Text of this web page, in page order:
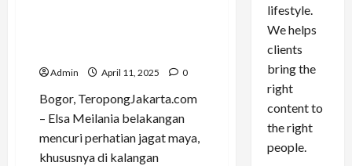
Admin April 11, 2025 0
Bogor, TeropongJakarta.com
– Elsa Meilania belakangan
mencuri perhatian jagat maya,
khususnya di kalangan
lifestyle.
We helps
clients
bring the
right
content to
the right
people.